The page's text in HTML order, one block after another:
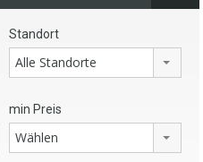
Standort
Alle Standorte
min Preis
Wählen